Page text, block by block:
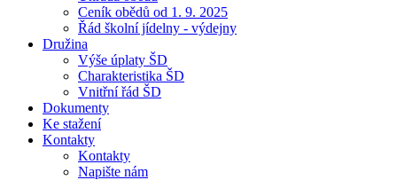
Ceník obědů od 1. 9. 2025
Řád školní jídelny - výdejny
Družina
Výše úplaty ŠD
Charakteristika ŠD
Vnitřní řád ŠD
Dokumenty
Ke stažení
Kontakty
Kontakty
Napište nám